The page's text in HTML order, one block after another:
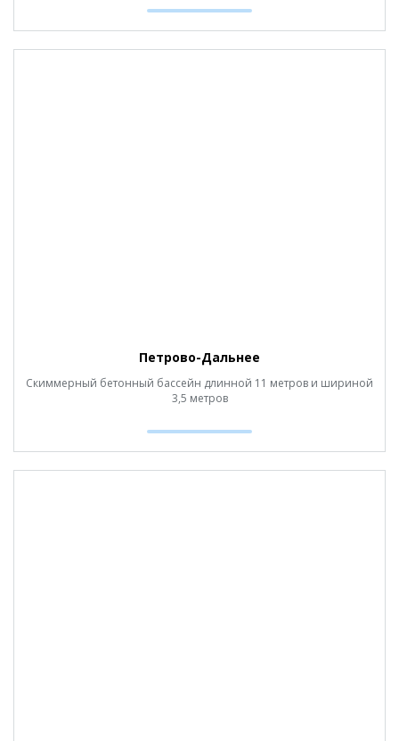
Петрово-Дальнее
Скиммерный бетонный бассейн длинной 11 метров и шириной
3,5 метров